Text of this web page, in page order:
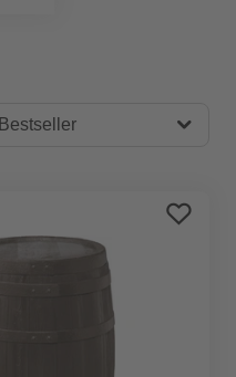
Bestseller
Preis absteigend